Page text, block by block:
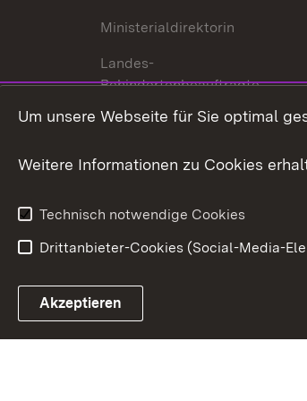
Ministerialdirektorin
Landes-
Behindertenbeauftragte
Bürgerreferent
Karriere
Link zum Landesportal
Um unsere Webseite für Sie optimal
Weitere Informationen zu Cookies
Technisch notwendige Cookies
Drittanbieter-Cookies (Social-Media-
Akzeptieren